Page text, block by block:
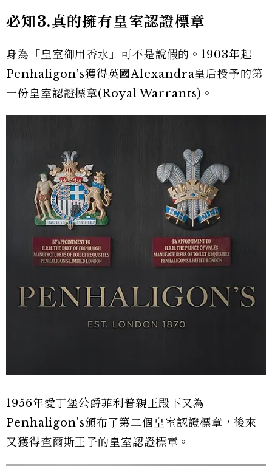
必知3.真的擁有皇室認證標章
身為「皇室御用香水」可不是說假的。1903年起
Penhaligon's獲得英國Alexandra皇后授予的第
一份皇室認證標章(Royal Warrants)。
1956年愛丁堡公爵菲利普親王殿下又為
Penhaligon's頒布了第二個皇室認證標章，後來
又獲得查爾斯王子的皇室認證標章。